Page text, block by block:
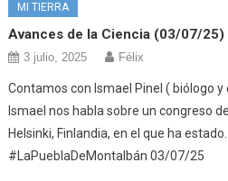
MI TIERRA
Avances de la Ciencia (03/07/25)
3 julio, 2025 Félix
Contamos con Ismael Pinel ( biólogo y
Ismael nos habla sobre un congreso
Helsinki, Finlandia, en el que ha
#LaPueblaDeMontalbán 03/07/25